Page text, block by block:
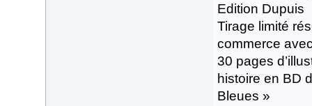
Edition Dupuis
Tirage limité
commerce
30 pages
histoire en BD
Bleues »